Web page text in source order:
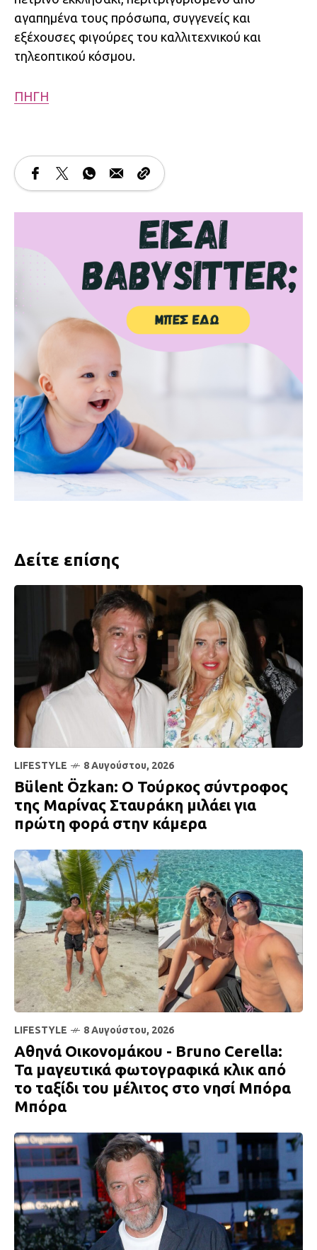
αγαπημένα τους πρόσωπα, συγγενείς και
εξέχουσες φιγούρες του καλλιτεχνικού και
τηλεοπτικού κόσμου.
ΠΗΓΗ
Δείτε επίσης
LIFESTYLE 8 Αυγούστου, 2026
Bülent Özkan: Ο Τούρκος σύντροφος
της Μαρίνας Σταυράκη μιλάει για
πρώτη φορά στην κάμερα
LIFESTYLE 8 Αυγούστου, 2026
Αθηνά Οικονομάκου - Bruno Cerella:
Τα μαγευτικά φωτογραφικά κλικ από
το ταξίδι του μέλιτος στο νησί Μπόρα
Μπόρα